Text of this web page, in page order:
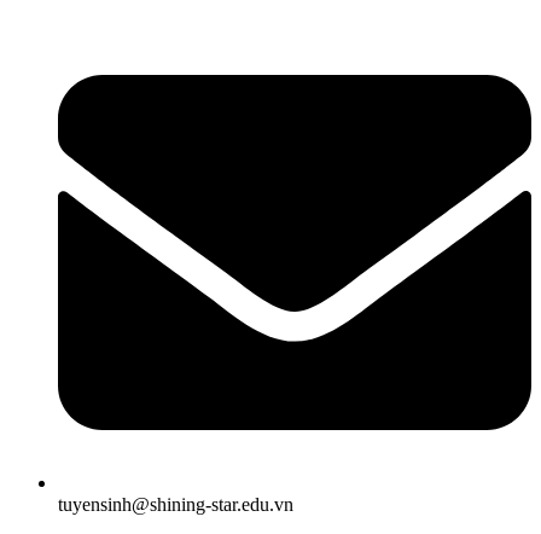
tuyensinh@shining-star.edu.vn